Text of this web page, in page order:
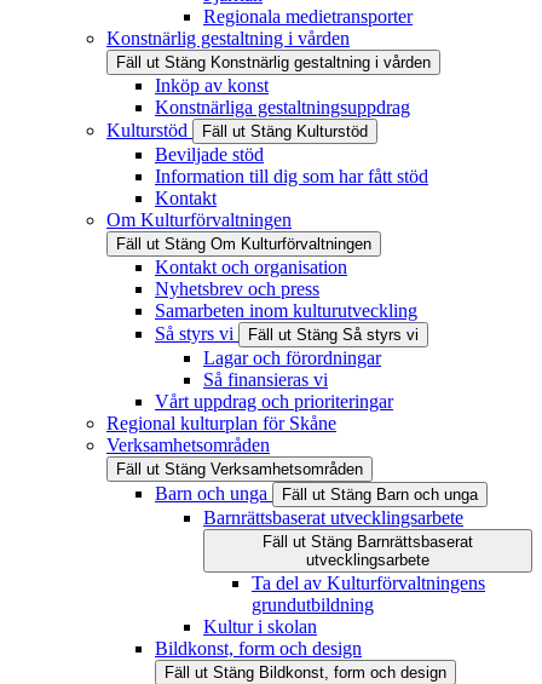
Regionala medietransporter
Konstnärlig gestaltning i vården
Fäll ut Stäng Konstnärlig gestaltning i vården
Inköp av konst
Konstnärliga gestaltningsuppdrag
Kulturstöd
Fäll ut Stäng Kulturstöd
Beviljade stöd
Information till dig som har fått stöd
Kontakt
Om Kulturförvaltningen
Fäll ut Stäng Om Kulturförvaltningen
Kontakt och organisation
Nyhetsbrev och press
Samarbeten inom kulturutveckling
Så styrs vi
Fäll ut Stäng Så styrs vi
Lagar och förordningar
Så finansieras vi
Vårt uppdrag och prioriteringar
Regional kulturplan för Skåne
Verksamhetsområden
Fäll ut Stäng Verksamhetsområden
Barn och unga Fäll ut Stäng Barn och unga
Barnrättsbaserat utvecklingsarbete
Fäll ut Stäng Barnrättsbaserat
utvecklingsarbete
Ta del av Kulturförvaltningens
grundutbildning
Kultur i skolan
Bildkonst, form och design
Fäll ut Stäng Bildkonst, form och design